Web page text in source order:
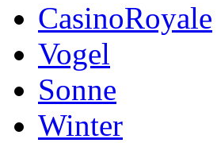
CasinoRoyale
Vogel
Sonne
Winter